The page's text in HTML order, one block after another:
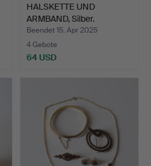
HALSKETTE UND
ARMBAND, Silber.
Gesamtgewic…
Beendet 15. Apr 2025
4 Gebote
64 USD